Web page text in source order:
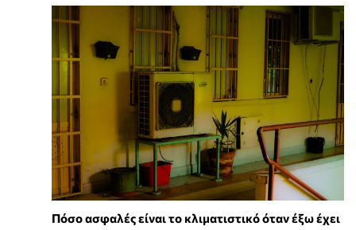
Πόσο ασφαλές είναι το κλιματιστικό όταν έξω έχει